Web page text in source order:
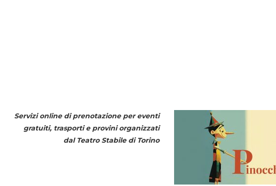
Servizi online di prenotazione per eventi
gratuiti, trasporti e provini organizzati
dal Teatro Stabile di Torino